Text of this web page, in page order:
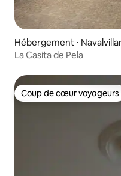
Hébergement ⋅
La Casita de Pela
Coup de cœur voyageurs
Coup de cœur voyageurs